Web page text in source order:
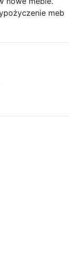
meb